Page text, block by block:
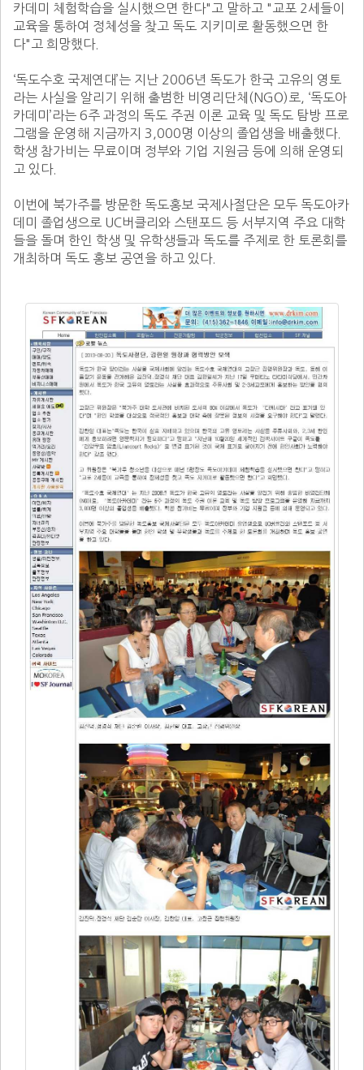
카데미 체험학습을 실시했으면 한다"고 말하고 "교포 2세들이
교육을 통하여 정체성을 찾고 독도 지키미로 활동했으면 한
다"고 희망했다.
‘독도수호 국제연대’는 지난 2006년 독도가 한국 고유의 영토
라는 사실을 알리기 위해 출범한 비영리단체(NGO)로, ‘독도아
카데미’라는 6주 과정의 독도 주권 이론 교육 및 독도 탐방 프로
그램을 운영해 지금까지 3,000명 이상의 졸업생을 배출했다.
학생 참가비는 무료이며 정부와 기업 지원금 등에 의해 운영되
고 있다.
이번에 북가주를 방문한 독도홍보 국제사절단은 모두 독도아카
데미 졸업생으로 UC버클리와 스탠포드 등 서부지역 주요 대학
들을 돌며 한인 학생 및 유학생들과 독도를 주제로 한 토론회를
개최하며 독도 홍보 공연을 하고 있다.